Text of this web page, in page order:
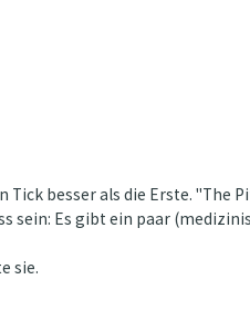
besser als die Erste. ''The
sein: Es gibt ein paar
sie.